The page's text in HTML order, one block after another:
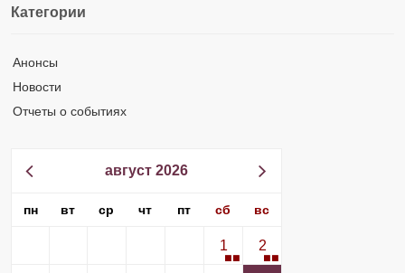
Категории
Анонсы
Новости
Отчеты о событиях
август 2026
пн вт ср чт пт сб вс
1 2